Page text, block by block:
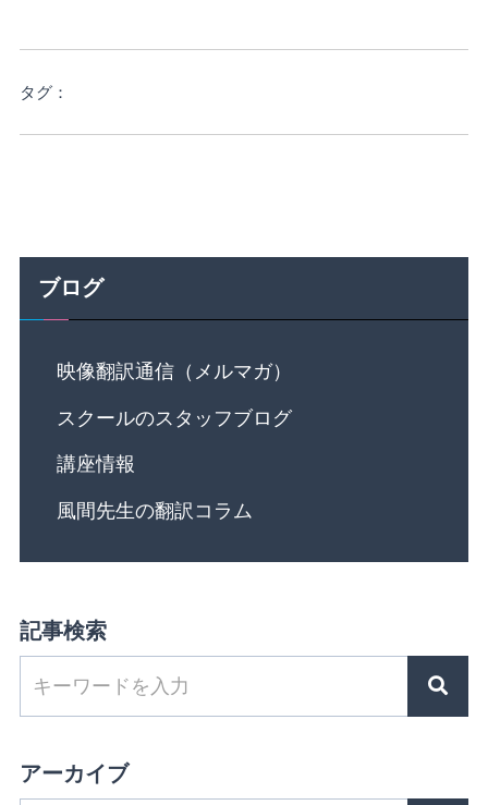
タグ：
ブログ
映像翻訳通信（メルマガ）
スクールのスタッフブログ
講座情報
風間先生の翻訳コラム
記事検索
アーカイブ